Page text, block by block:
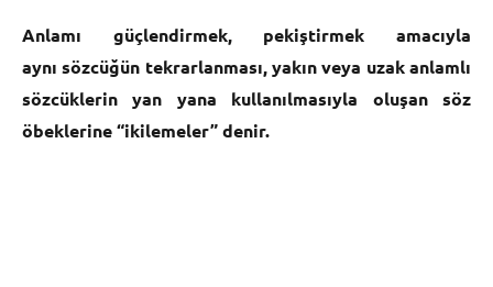
Anlamı güçlendirmek, pekiştirmek amacıyla
aynı sözcüğün tekrarlanması, yakın veya uzak anlamlı
sözcüklerin yan yana kullanılmasıyla oluşan söz
öbeklerine “ikilemeler” denir.